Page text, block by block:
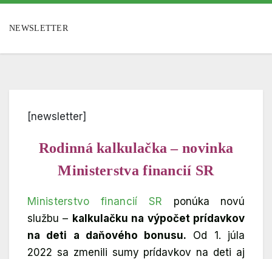
NEWSLETTER
[newsletter]
Rodinná kalkulačka – novinka
Ministerstva financií SR
Ministerstvo financií SR ponúka novú
službu – kalkulačku na výpočet prídavkov
na deti a daňového bonusu. Od 1. júla
2022 sa zmenili sumy prídavkov na deti aj